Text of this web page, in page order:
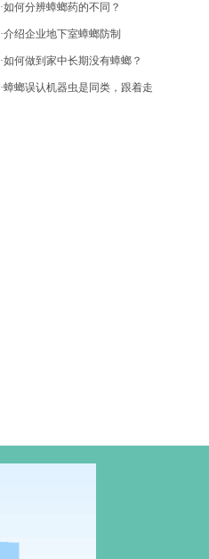
·如何分辨蟑螂药的不同？
·介绍企业地下室蟑螂防制
·如何做到家中长期没有蟑螂？
·蟑螂误认机器虫是同类，跟着走